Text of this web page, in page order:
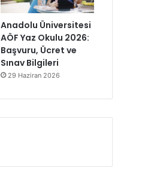
Anadolu Üniversitesi
AÖF Yaz Okulu 2026:
Başvuru, Ücret ve
Sınav Bilgileri
29 Haziran 2026